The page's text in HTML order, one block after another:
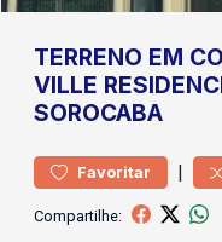
TERRENO EM
VILLE
SOROCABA
Favoritar |
Compartilhe: